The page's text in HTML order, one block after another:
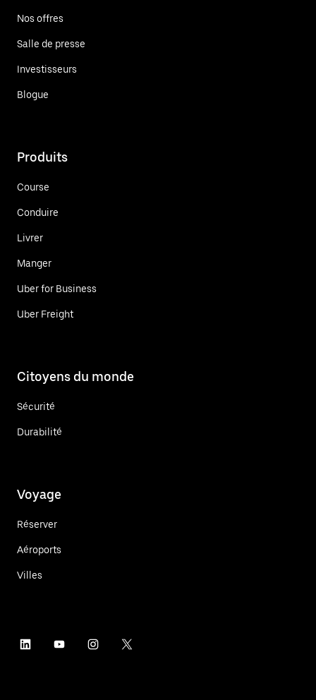
Nos offres
Salle de presse
Investisseurs
Blogue
Produits
Course
Conduire
Livrer
Manger
Uber for Business
Uber Freight
Citoyens du monde
Sécurité
Durabilité
Voyage
Réserver
Aéroports
Villes